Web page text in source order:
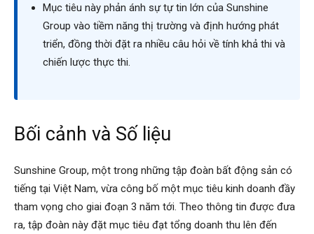
Mục tiêu này phản ánh sự tự tin lớn của Sunshine
Group vào tiềm năng thị trường và định hướng phát
triển, đồng thời đặt ra nhiều câu hỏi về tính khả thi và
chiến lược thực thi.
Bối cảnh và Số liệu
Sunshine Group, một trong những tập đoàn bất động sản có
tiếng tại Việt Nam, vừa công bố một mục tiêu kinh doanh đầy
tham vọng cho giai đoạn 3 năm tới. Theo thông tin được đưa
ra, tập đoàn này đặt mục tiêu đạt tổng doanh thu lên đến